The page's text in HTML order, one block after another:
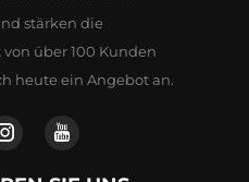
stärken die
über 100 Kunden
heute ein Angebot an.